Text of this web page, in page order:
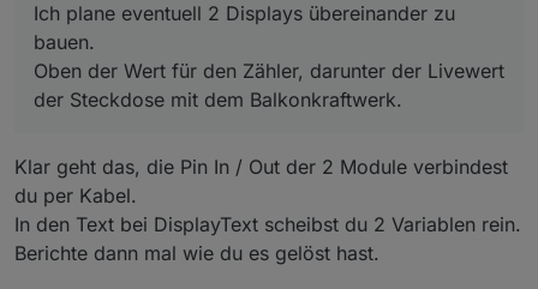
Daher hab ich im Script erstmal das Leerzeichen
zwischen der Variable und dem W für Watt
Ich plane eventuell 2 Displays übereinander zu
bauen.
Ich plane eventuell 2 Displays übereinander zu
bauen.
Oben der Wert für den Zähler, darunter der Livewert
der Steckdose mit dem Balkonkraftwerk.
Klar geht das, die Pin In / Out der 2 Module verbindest
du per Kabel.
In den Text bei DisplayText scheibst du 2 Variablen rein.
Berichte dann mal wie du es gelöst hast.